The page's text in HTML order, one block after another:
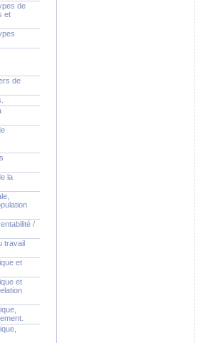
de
et
de
la
/
travail
et
et